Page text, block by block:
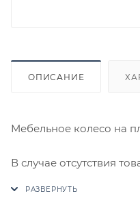
ОПИСАНИЕ
Мебельное колесо на
В случае отсутствия